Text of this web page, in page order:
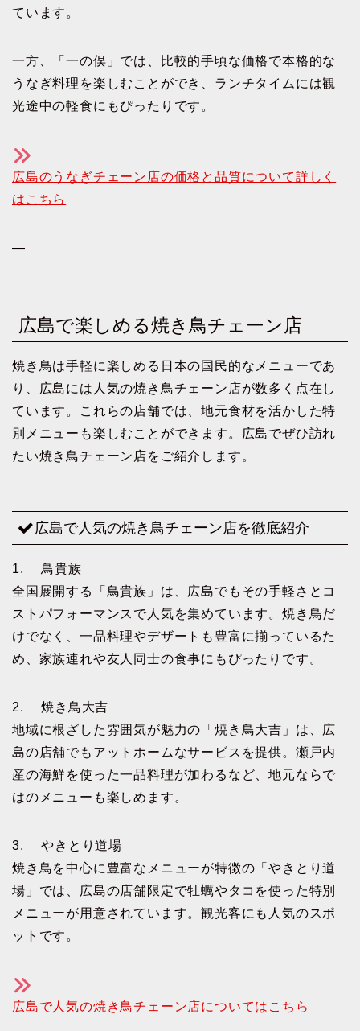
ています。
一方、「一の俣」では、比較的手頃な価格で本格的な
うなぎ料理を楽しむことができ、ランチタイムには観
光途中の軽食にもぴったりです。
広島のうなぎチェーン店の価格と品質について詳しく
はこちら
—
広島で楽しめる焼き鳥チェーン店
焼き鳥は手軽に楽しめる日本の国民的なメニューであ
り、広島には人気の焼き鳥チェーン店が数多く点在し
ています。これらの店舗では、地元食材を活かした特
別メニューも楽しむことができます。広島でぜひ訪れ
たい焼き鳥チェーン店をご紹介します。
広島で人気の焼き鳥チェーン店を徹底紹介
1. 鳥貴族
全国展開する「鳥貴族」は、広島でもその手軽さとコ
ストパフォーマンスで人気を集めています。焼き鳥だ
けでなく、一品料理やデザートも豊富に揃っているた
め、家族連れや友人同士の食事にもぴったりです。
2. 焼き鳥大吉
地域に根ざした雰囲気が魅力の「焼き鳥大吉」は、広
島の店舗でもアットホームなサービスを提供。瀬戸内
産の海鮮を使った一品料理が加わるなど、地元ならで
はのメニューも楽しめます。
3. やきとり道場
焼き鳥を中心に豊富なメニューが特徴の「やきとり道
場」では、広島の店舗限定で牡蠣やタコを使った特別
メニューが用意されています。観光客にも人気のスポ
ットです。
広島で人気の焼き鳥チェーン店についてはこちら